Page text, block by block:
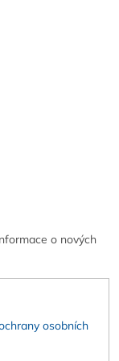
o nových
osobních